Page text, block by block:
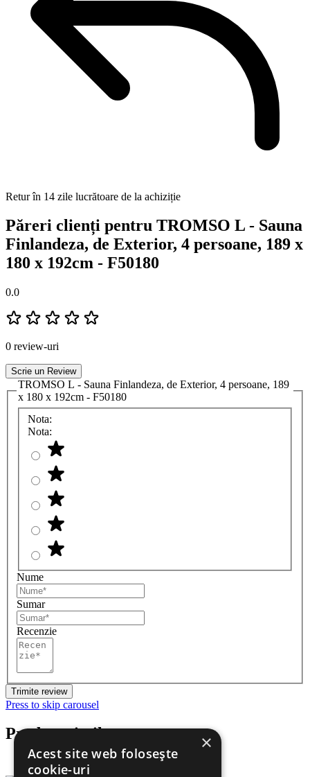
Retur în 14 zile lucrătoare de la achiziție
Păreri clienți pentru TROMSO L - Sauna
Finlandeza, de Exterior, 4 persoane, 189 x
180 x 192cm - F50180
0.0
0 review-uri
Scrie un Review
TROMSO L - Sauna Finlandeza, de Exterior, 4 persoane, 189
x 180 x 192cm - F50180
Nota:
Nota:
Nume
Sumar
Recenzie
Trimite review
Press to skip carousel
Produse similare ×
Acest site web folosește
cookie-uri